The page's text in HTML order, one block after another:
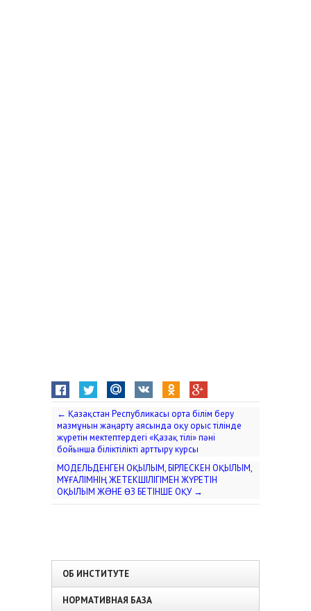
← Қазақстан Республикасы орта білім беру
мазмұнын жаңарту аясында оқу орыс тілінде
жүретін мектептердегі «Қазақ тілі» пәні
бойынша біліктілікті арттыру курсы
МОДЕЛЬДЕНГЕН ОҚЫЛЫМ, БІРЛЕСКЕН ОҚЫЛЫМ,
МҰҒАЛІМНІҢ ЖЕТЕКШІЛІГІМЕН ЖҮРЕТІН
ОҚЫЛЫМ ЖƏНЕ ӨЗ БЕТІНШЕ ОҚУ →
ОБ ИНСТИТУТЕ
НОРМАТИВНАЯ БАЗА